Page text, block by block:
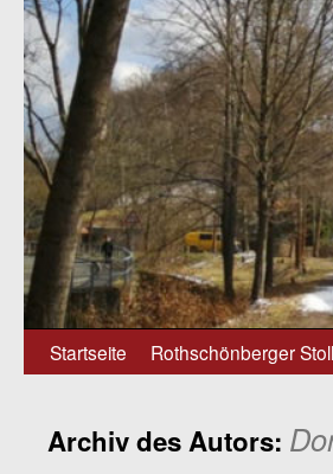
Zum
springen
Startseite Rothschönberger
Archiv des Autors: